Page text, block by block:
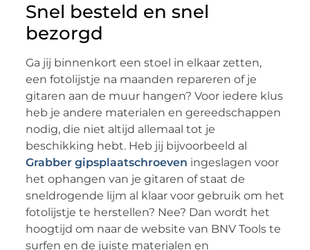
Snel besteld en snel
bezorgd
Ga jij binnenkort een stoel in elkaar zetten,
een fotolijstje na maanden repareren of je
gitaren aan de muur hangen? Voor iedere klus
heb je andere materialen en gereedschappen
nodig, die niet altijd allemaal tot je
beschikking hebt. Heb jij bijvoorbeeld al
Grabber gipsplaatschroeven ingeslagen voor
het ophangen van je gitaren of staat de
sneldrogende lijm al klaar voor gebruik om het
fotolijstje te herstellen? Nee? Dan wordt het
hoogtijd om naar de website van BNV Tools te
surfen en de juiste materialen en